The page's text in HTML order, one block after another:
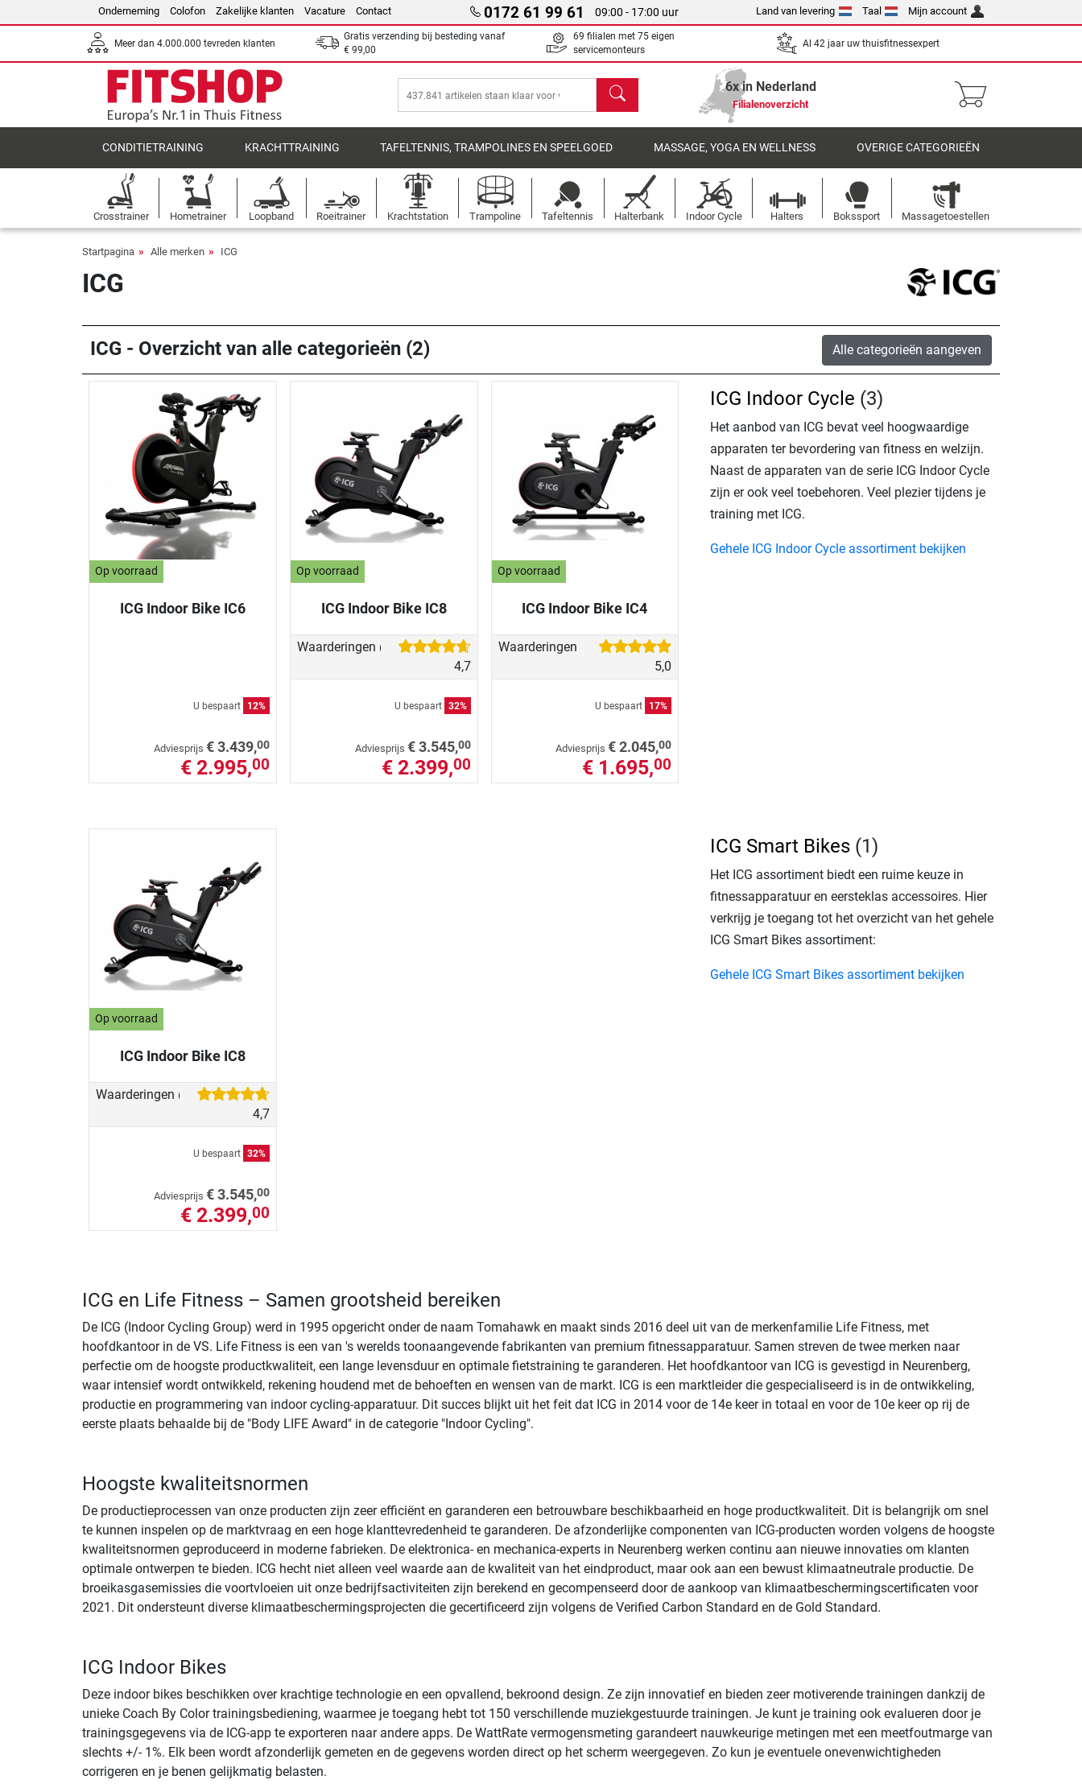
Onderneming Colofon Zakelijke klanten Vacature Contact 0172 61 99 61 09:00 - 17:00 uur Land van levering Taal Mijn account
Meer dan 4.000.000 tevreden klanten
Gratis verzending bij besteding vanaf
€ 99,00
69 filialen met 75 eigen
servicemonteurs
Al 42 jaar uw thuisfitnessexpert
Zoeken 6x in Nederland
Filialenoverzicht
CONDITIETRAINING KRACHTTRAINING TAFELTENNIS, TRAMPOLINES EN SPEELGOED MASSAGE, YOGA EN WELLNESS OVERIGE CATEGORIEËN
Crosstrainer Hometrainer Loopband Roeitrainer Krachtstation Trampoline Tafeltennis Halterbank Indoor Cycle Halters Bokssport Massagetoestellen
Startpagina Alle merken ICG
ICG
ICG - Overzicht van alle categorieën (2) Alle categorieën aangeven
Op voorraad
ICG Indoor Bike IC6
U bespaart 12%
Adviesprijs € 3.439,00
€ 2.995,00
Op voorraad
ICG Indoor Bike IC8
Waarderingen (7)
4,7
U bespaart 32%
Adviesprijs € 3.545,00
€ 2.399,00
Op voorraad
ICG Indoor Bike IC4
Waarderingen (10)
5,0
U bespaart 17%
Adviesprijs € 2.045,00
€ 1.695,00
ICG Indoor Cycle (3)
Het aanbod van ICG bevat veel hoogwaardige
apparaten ter bevordering van fitness en welzijn.
Naast de apparaten van de serie ICG Indoor Cycle
zijn er ook veel toebehoren. Veel plezier tijdens je
training met ICG.
Gehele ICG Indoor Cycle assortiment bekijken
Op voorraad
ICG Indoor Bike IC8
Waarderingen (7)
4,7
U bespaart 32%
Adviesprijs € 3.545,00
€ 2.399,00
ICG Smart Bikes (1)
Het ICG assortiment biedt een ruime keuze in
fitnessapparatuur en eersteklas accessoires. Hier
verkrijg je toegang tot het overzicht van het gehele
ICG Smart Bikes assortiment:
Gehele ICG Smart Bikes assortiment bekijken
ICG en Life Fitness – Samen grootsheid bereiken
De ICG (Indoor Cycling Group) werd in 1995 opgericht onder de naam Tomahawk en maakt sinds 2016 deel uit van de merkenfamilie Life Fitness, met
hoofdkantoor in de VS. Life Fitness is een van 's werelds toonaangevende fabrikanten van premium fitnessapparatuur. Samen streven de twee merken naar
perfectie om de hoogste productkwaliteit, een lange levensduur en optimale fietstraining te garanderen. Het hoofdkantoor van ICG is gevestigd in Neurenberg,
waar intensief wordt ontwikkeld, rekening houdend met de behoeften en wensen van de markt. ICG is een marktleider die gespecialiseerd is in de ontwikkeling,
productie en programmering van indoor cycling-apparatuur. Dit succes blijkt uit het feit dat ICG in 2014 voor de 14e keer in totaal en voor de 10e keer op rij de
eerste plaats behaalde bij de "Body LIFE Award" in de categorie "Indoor Cycling".
Hoogste kwaliteitsnormen
De productieprocessen van onze producten zijn zeer efficiënt en garanderen een betrouwbare beschikbaarheid en hoge productkwaliteit. Dit is belangrijk om snel
te kunnen inspelen op de marktvraag en een hoge klanttevredenheid te garanderen. De afzonderlijke componenten van ICG-producten worden volgens de hoogste
kwaliteitsnormen geproduceerd in moderne fabrieken. De elektronica- en mechanica-experts in Neurenberg werken continu aan nieuwe innovaties om klanten
optimale ontwerpen te bieden. ICG hecht niet alleen veel waarde aan de kwaliteit van het eindproduct, maar ook aan een bewust klimaatneutrale productie. De
broeikasgasemissies die voortvloeien uit onze bedrijfsactiviteiten zijn berekend en gecompenseerd door de aankoop van klimaatbeschermingscertificaten voor
2021. Dit ondersteunt diverse klimaatbeschermingsprojecten die gecertificeerd zijn volgens de Verified Carbon Standard en de Gold Standard.
ICG Indoor Bikes
Deze indoor bikes beschikken over krachtige technologie en een opvallend, bekroond design. Ze zijn innovatief en bieden zeer motiverende trainingen dankzij de
unieke Coach By Color trainingsbediening, waarmee je toegang hebt tot 150 verschillende muziekgestuurde trainingen. Je kunt je training ook evalueren door je
trainingsgegevens via de ICG-app te exporteren naar andere apps. De WattRate vermogensmeting garandeert nauwkeurige metingen met een meetfoutmarge van
slechts +/- 1%. Elk been wordt afzonderlijk gemeten en de gegevens worden direct op het scherm weergegeven. Zo kun je eventuele onevenwichtigheden
corrigeren en je benen gelijkmatig belasten.